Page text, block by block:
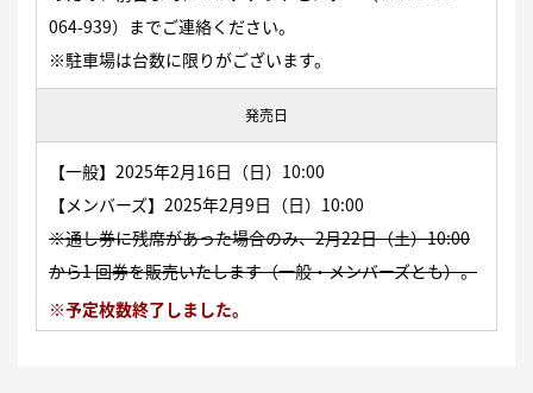
064-939）までご連絡ください。
※駐車場は台数に限りがございます。
発売日
【一般】2025年2月16日（日）10:00
【メンバーズ】2025年2月9日（日）10:00
※通し券に残席があった場合のみ、2月22日（土）10:00
から1 回券を販売いたします（一般・メンバーズとも）。
※予定枚数終了しました。